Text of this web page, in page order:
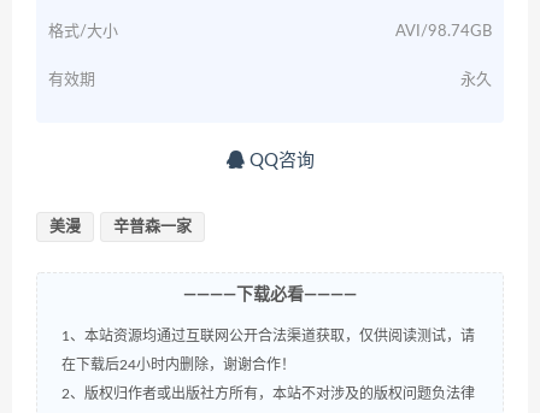
格式/大小 AVI/98.74GB
有效期 永久
QQ咨询
美漫 辛普森一家
————下载必看————
1、本站资源均通过互联网公开合法渠道获取，仅供阅读测试，请
在下载后24小时内删除，谢谢合作！
2、版权归作者或出版社方所有，本站不对涉及的版权问题负法律